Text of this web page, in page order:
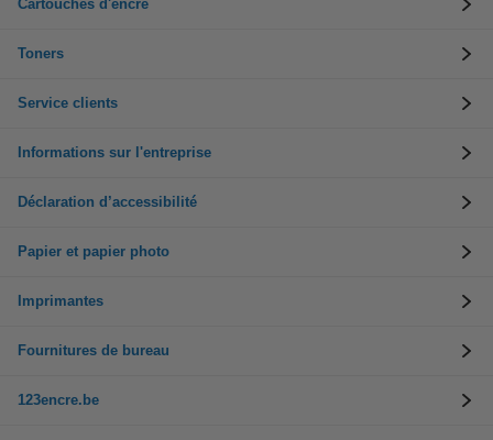
Cartouches d'encre
Toners
Service clients
Informations sur l'entreprise
Déclaration d’accessibilité
Papier et papier photo
Imprimantes
Fournitures de bureau
123encre.be